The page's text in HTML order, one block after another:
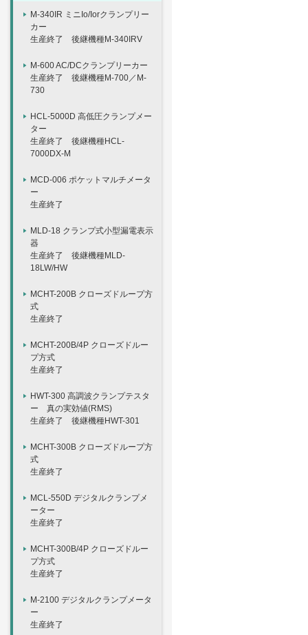
M-340IR ミニIo/Iorクランプリー
カー
生産終了 後継機種M-340IRV
M-600 AC/DCクランプリーカー
生産終了 後継機種M-700／M-
730
HCL-5000D 高低圧クランプメー
ター
生産終了 後継機種HCL-
7000DX-M
MCD-006 ポケットマルチメータ
ー
生産終了
MLD-18 クランプ式小型漏電表示
器
生産終了 後継機種MLD-
18LW/HW
MCHT-200B クローズドループ方
式
生産終了
MCHT-200B/4P クローズドルー
プ方式
生産終了
HWT-300 高調波クランプテスタ
ー 真の実効値(RMS)
生産終了 後継機種HWT-301
MCHT-300B クローズドループ方
式
生産終了
MCL-550D デジタルクランプメ
ーター
生産終了
MCHT-300B/4P クローズドルー
プ方式
生産終了
M-2100 デジタルクランプメータ
ー
生産終了